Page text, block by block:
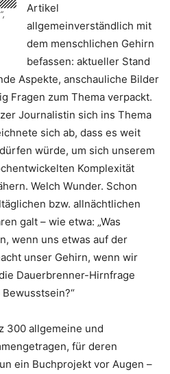
Artikel
allgemeinverständlich mit
dem menschlichen Gehirn
befassen: aktueller Stand
Aspekte, anschauliche Bilder
Fragen zum Thema verpackt.
Journalistin sich ins Thema
sich ab, dass es weit
würde, um sich unserem
Komplexität
Welch Wunder. Schon
bzw. allnächtlichen
galt – wie etwa: „Was
wenn uns etwas auf der
unser Gehirn, wenn wir
Dauerbrenner-Hirnfrage
300 allgemeine und
für deren
ein Buchprojekt vor Augen –